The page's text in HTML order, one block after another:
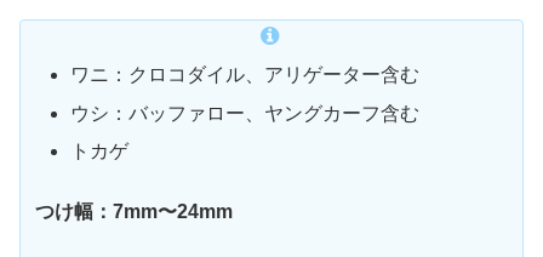
ワニ：クロコダイル、アリゲーター含む
ウシ：バッファロー、ヤングカーフ含む
トカゲ
つけ幅：7mm〜24mm